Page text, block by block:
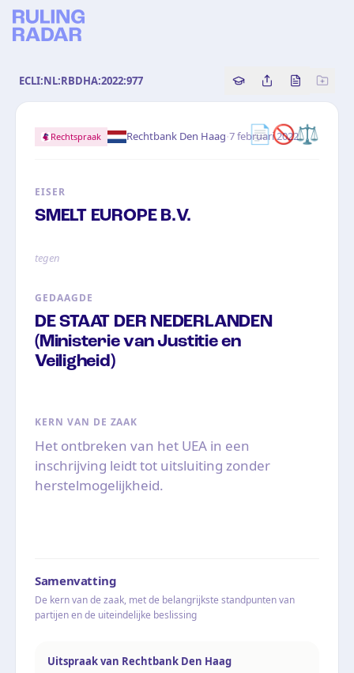
ECLI:NL:RBDHA:2022:977 Copy source
Share this
Bekijk
📄🚫⚖️
Rechtspraak Rechtbank Den Haag·7 februari 2022
EISER
SMELT EUROPE B.V.
tegen
GEDAAGDE
DE STAAT DER NEDERLANDEN
(Ministerie van Justitie en
Veiligheid)
KERN VAN DE ZAAK
Het ontbreken van het UEA in een
inschrijving leidt tot uitsluiting zonder
herstelmogelijkheid.
Samenvatting
De kern van de zaak, met de belangrijkste standpunten van
partijen en de uiteindelijke beslissing
Uitspraak van Rechtbank Den Haag